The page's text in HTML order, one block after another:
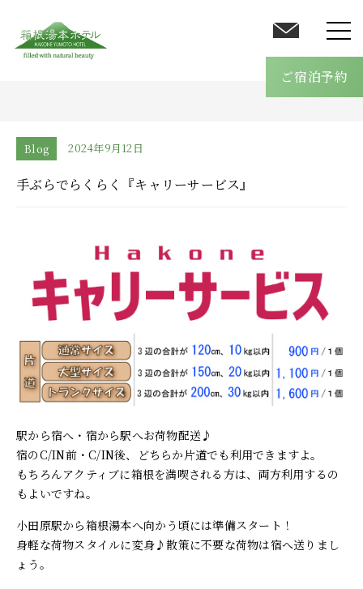
アクセス よくあるご質問 お問い合わせ
客室
採用情報
ブログ
ご宿泊予約
Blog 2024年9月12日
手ぶらでらくらく『キャリーサービス』
駅から宿へ・宿から駅へお荷物配送♪
宿のC/IN前・C/IN後、どちらか片道でも利用できますよ。
もちろんアクティブに箱根を満喫される方は、両方利用するの
もよいですね。
小田原駅から箱根湯本へ向かう頃には準備スタート！
身軽な荷物スタイルに変身♪散策に不要な荷物は宿へ送りまし
ょう。